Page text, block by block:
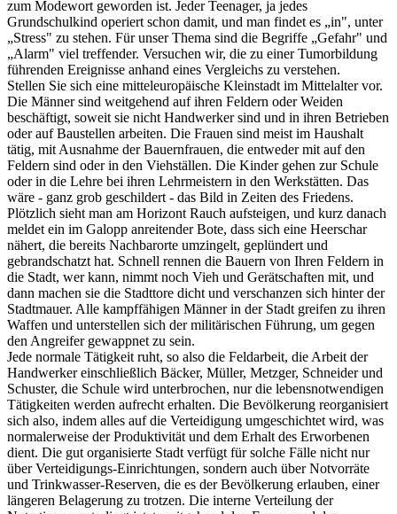
zum Modewort geworden ist. Jeder Teenager, ja jedes
Grundschulkind operiert schon damit, und man findet es „in", unter
„Stress" zu stehen. Für unser Thema sind die Begriffe „Gefahr" und
„Alarm" viel treffender. Versuchen wir, die zu einer Tumorbildung
führenden Ereignisse anhand eines Vergleichs zu verstehen.
Stellen Sie sich eine mitteleuropäische Kleinstadt im Mittelalter vor.
Die Männer sind weitgehend auf ihren Feldern oder Weiden
beschäftigt, soweit sie nicht Handwerker sind und in ihren Betrieben
oder auf Baustellen arbeiten. Die Frauen sind meist im Haushalt
tätig, mit Ausnahme der Bauernfrauen, die entweder mit auf den
Feldern sind oder in den Viehställen. Die Kinder gehen zur Schule
oder in die Lehre bei ihren Lehrmeistern in den Werkstätten. Das
wäre - ganz grob geschildert - das Bild in Zeiten des Friedens.
Plötzlich sieht man am Horizont Rauch aufsteigen, und kurz danach
meldet ein im Galopp anreitender Bote, dass sich eine Heerschar
nähert, die bereits Nachbarorte umzingelt, geplündert und
gebrandschatzt hat. Schnell rennen die Bauern von Ihren Feldern in
die Stadt, wer kann, nimmt noch Vieh und Gerätschaften mit, und
dann machen sie die Stadttore dicht und verschanzen sich hinter der
Stadtmauer. Alle kampffähigen Männer in der Stadt greifen zu ihren
Waffen und unterstellen sich der militärischen Führung, um gegen
den Angreifer gewappnet zu sein.
Jede normale Tätigkeit ruht, so also die Feldarbeit, die Arbeit der
Handwerker einschließlich Bäcker, Müller, Metzger, Schneider und
Schuster, die Schule wird unterbrochen, nur die lebensnotwendigen
Tätigkeiten werden aufrecht erhalten. Die Bevölkerung reorganisiert
sich also, indem alles auf die Verteidigung umgeschichtet wird, was
normalerweise der Produktivität und dem Erhalt des Erworbenen
dient. Die gut organisierte Stadt verfügt für solche Fälle nicht nur
über Verteidigungs-Einrichtungen, sondern auch über Notvorräte
und Trinkwasser-Reserven, die es der Bevölkerung erlauben, einer
längeren Belagerung zu trotzen. Die interne Verteilung der